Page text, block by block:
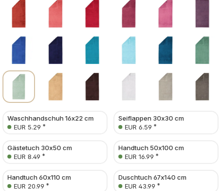
Waschhandschuh 16x22 cm
EUR 5.29 *
Seiflappen 30x30 cm
EUR 6.59 *
Gästetuch 30x50 cm
EUR 8.49 *
Handtuch 50x100 cm
EUR 16.99 *
Handtuch 60x110 cm
EUR 20.99 *
Duschtuch 67x140 cm
EUR 43.99 *